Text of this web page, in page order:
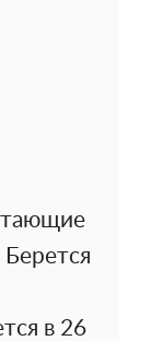
в 26